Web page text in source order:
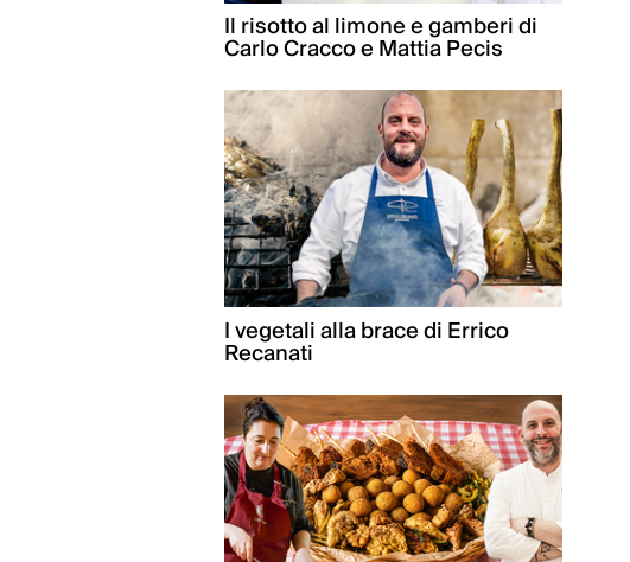
Il risotto al limone e gamberi di
Carlo Cracco e Mattia Pecis
I vegetali alla brace di Errico
Recanati